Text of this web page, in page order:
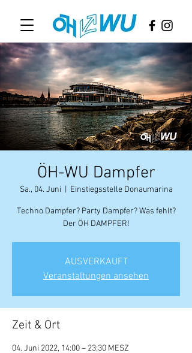
ÖH-WU Dampfer
Sa., 04. Juni Einstiegsstelle Donaumarina
Techno Dampfer? Party Dampfer? Was fehlt?
Der ÖH DAMPFER!
AUSVERKAUFT
Veranstaltungen ansehen
Zeit & Ort
04. Juni 2022, 14:00 – 23:30 MESZ